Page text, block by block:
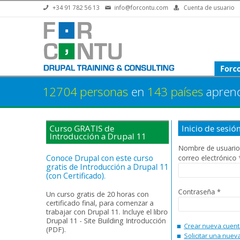
Pasar al contenido principal
+34 91 782 56 13 info@forcontu.com Cuenta de usuario
12704 personas en 143 países
Curso GRATIS de
Introducción a Drupal 11
Conoce Drupal con este curso
gratis de Introducción a Drupal 11
(con Certificado).
Un curso gratis de 20 horas con
certificado final, para comenzar a
trabajar con Drupal 11. Incluye el libro
Drupal 11 - Site Building Introducción
(PDF).
Inicio de
Nombre de
correo electrónico
Contraseña *
Crear nueva
Solicitar una